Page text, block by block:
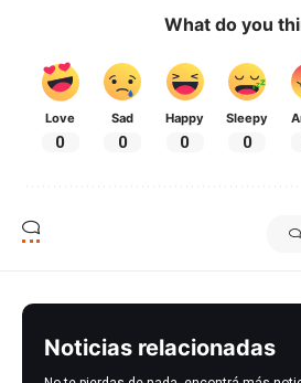
What do you
Love
0
Sad
0
Happy
0
Sleepy
0
Noticias relacionadas